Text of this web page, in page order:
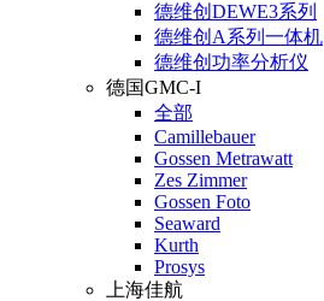
德维创DEWE3系列
德维创A系列一体机
德维创功率分析仪
德国GMC-I
全部
Camillebauer
Gossen Metrawatt
Zes Zimmer
Gossen Foto
Seaward
Kurth
Prosys
上海佳航